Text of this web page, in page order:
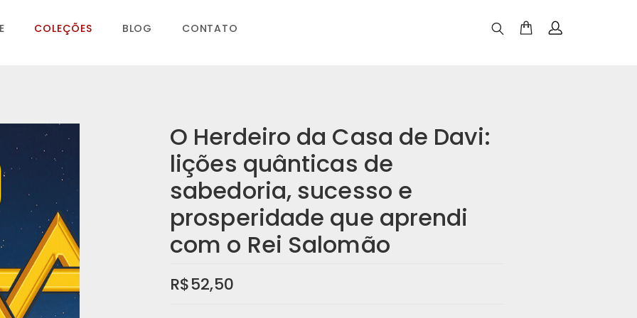
COLEÇÕES BLOG CONTATO
O Herdeiro da Casa de Davi:
lições quânticas de
sabedoria, sucesso e
prosperidade que aprendi
com o Rei Salomão
R$52,50